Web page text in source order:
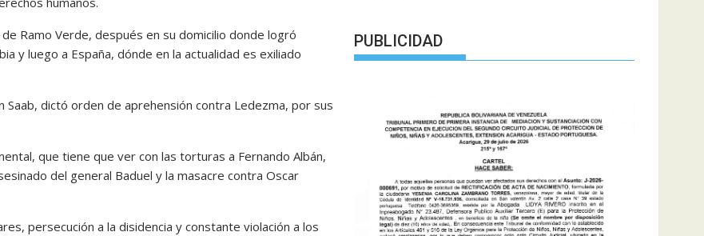
Ramo Verde, después en su domicilio donde logró
y luego a España, dónde en la actualidad es exiliado
Saab, dictó orden de aprehensión contra Ledezma, por sus
que tiene que ver con las torturas a Fernando Albán,
del general Baduel y la masacre contra Oscar
persecución a la disidencia y constante violación a los
PUBLICIDAD